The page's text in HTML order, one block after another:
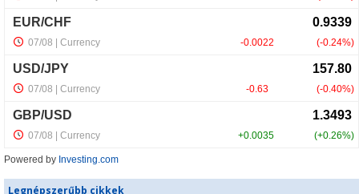
Powered by Investing.com
Legnépszerűbb cikkek